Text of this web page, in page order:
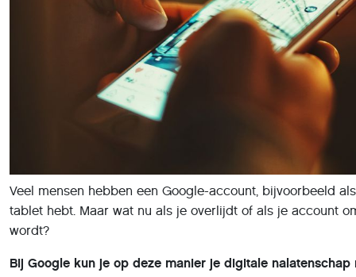
Veel mensen hebben een Google-account, bijvoorbeeld
tablet hebt. Maar wat nu als je overlijdt of als je account
wordt?
Bij Google kun je op deze manier je digitale nalatenschap